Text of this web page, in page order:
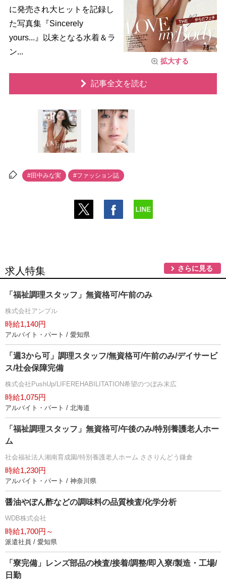
拡大する
に発売され大ヒットを記録し
た写真集『Sincerely
yours...』以来となる水着＆ラ
ン...
記事全文を読む
#田中みな実 #ファッション誌
求人特集 さらに見る
「福祉調理スタッフ」無資格可/午前のみ
株式会社アンプル
時給1,140円
アルバイト・パート / 愛知県
「週3から可」調理スタッフ/無資格可/午前のみ/デイサービ
ス/社会保障完備
株式会社PushUp/LIFEREHABILITATION希望のつぼみ末広
時給1,075円
アルバイト・パート / 北海道
「福祉調理スタッフ」無資格可/午後のみ/特別養護老人ホー
ム
社会福祉法人湘南育成園/特別養護老人ホーム ささりんどう鎌倉
時給1,230円
アルバイト・パート / 神奈川県
醤油やぽん酢などの調味料の品質検査/化学分析
WDB株式会社
時給1,700円～
派遣社員 / 愛知県
「寮完備」レンズ部品の検査/接着/調整/即入寮/製造・工場/
日勤